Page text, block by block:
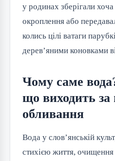
у родинах зберігали
окроплення або
колись цілі ватаги
дерев’яними коновками
Чому саме
що виходить за
обливання
Вода у слов’янській
стихією життя, очищення